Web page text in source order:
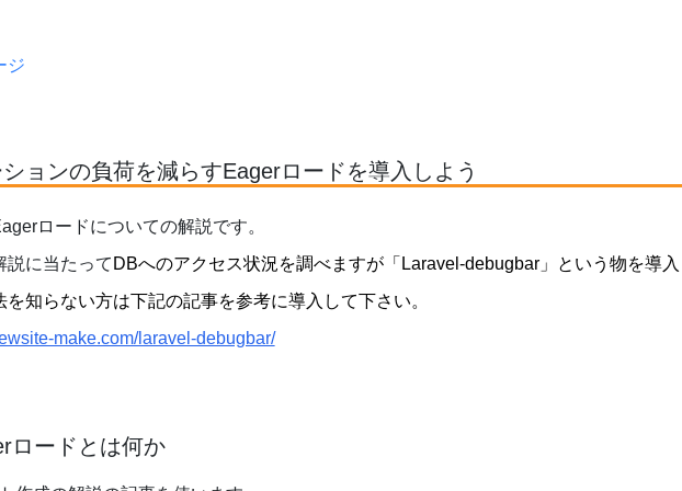
ジ
ションの負荷を減らすEagerロードを導入しよう
ロードについての解説です。
説に当たって DBへのアクセス状況を調べますが「Laravel-debugbar」という物を導入
を知らない方は下記の記事を参考に導入して下さい。
make.com/laravel-debugbar/
ロードとは何か